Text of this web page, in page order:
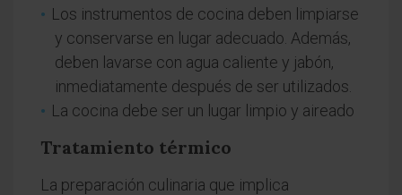
Los instrumentos de cocina deben limpiarse
y conservarse en lugar adecuado. Además,
deben lavarse con agua caliente y jabón,
inmediatamente después de ser utilizados.
La cocina debe ser un lugar limpio y aireado
Tratamiento térmico
La preparación culinaria que implica